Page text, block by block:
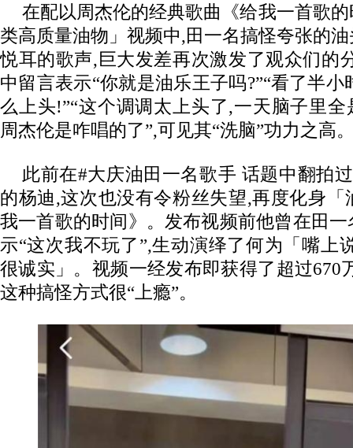
在配以周杰伦的经典歌曲《给我一首歌
类高质量油物」视频中,田一名搞怪夸张的
悦耳的歌声,巨大发差再次激发了观众们的
中留言表示“你就是油乐王子吗?”“看了半小
么上头!”“这个调调太上头了,一天脑子里全
周杰伦是咋唱的了”,可见其“洗脑”功力之高
此前在#大庆油田一名歌手 话题中翻拍
的杨迪,这次也没有令粉丝失望,再度化身「
我一首歌的时间》。发布视频前他曾在田
示“这次我不玩了”,生动演绎了何为「嘴上
很诚实」。视频一经发布即获得了超过670
这种搞怪方式很“上瘾”。